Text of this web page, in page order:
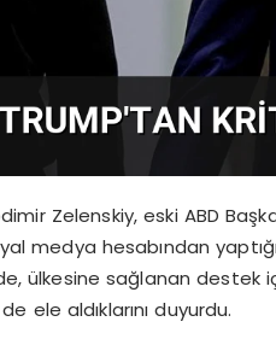
Zelenskiy, eski ABD
medya hesabından yaptığı
ülkesine sağlanan destek
ele aldıklarını duyurdu.